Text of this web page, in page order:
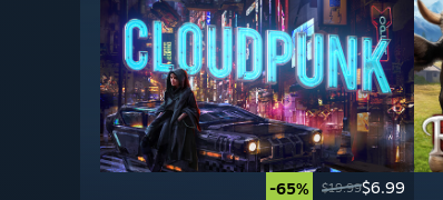
-65% $19.99$6.99